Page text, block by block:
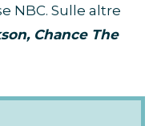
NBC. Sulle altre
Chance The